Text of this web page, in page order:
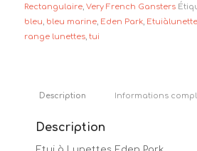
Rectangulaire, Very French Gansters
bleu, bleu marine, Eden Park,
range lunettes, tui
Description Informations
Description